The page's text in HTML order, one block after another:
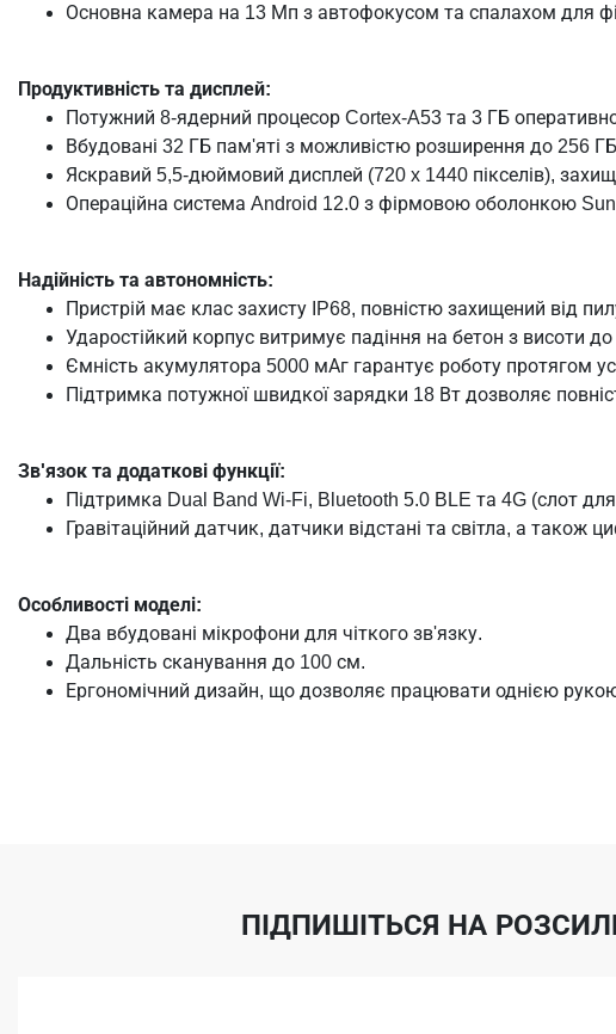
Основна камера на 13 Мп з автофокусом та спалахом для
Продуктивність та дисплей:
Потужний 8-ядерний процесор Cortex-A53 та 3 ГБ
Вбудовані 32 ГБ пам'яті з можливістю розширення до 256
Яскравий 5,5-дюймовий дисплей (720 x 1440 пікселів),
Операційна система Android 12.0 з фірмовою оболонкою
Надійність та автономність:
Пристрій має клас захисту IP68, повністю захищений від
Ударостійкий корпус витримує падіння на бетон з висоти
Ємність акумулятора 5000 мАг гарантує роботу протягом
Підтримка потужної швидкої зарядки 18 Вт дозволяє
Зв'язок та додаткові функції:
Підтримка Dual Band Wi-Fi, Bluetooth 5.0 BLE та 4G (слот
Гравітаційний датчик, датчики відстані та світла, а також
Особливості моделі:
Два вбудовані мікрофони для чіткого зв'язку.
Дальність сканування до 100 см.
Ергономічний дизайн, що дозволяє працювати однією
ПІДПИШІТЬСЯ НА